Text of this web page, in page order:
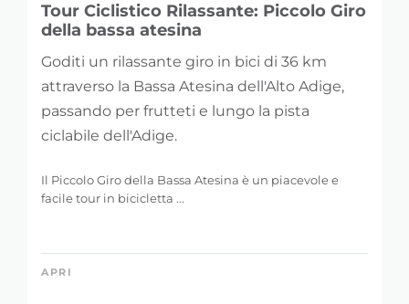
Tour Ciclistico Rilassante: Piccolo Giro
della bassa atesina
Goditi un rilassante giro in bici di 36 km
attraverso la Bassa Atesina dell'Alto Adige,
passando per frutteti e lungo la pista
ciclabile dell'Adige.
Il Piccolo Giro della Bassa Atesina è un piacevole e
facile tour in bicicletta ...
APRI